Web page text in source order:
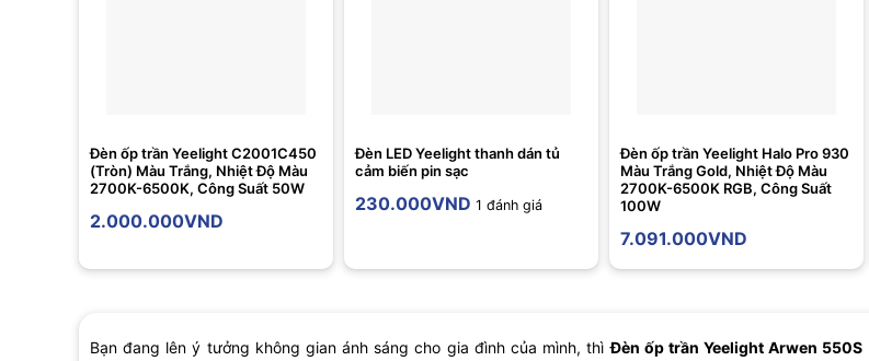
Đèn ốp trần Yeelight C2001C450
(Tròn) Màu Trắng, Nhiệt Độ Màu
2700K-6500K, Công Suất 50W
2.000.000VND
Đèn LED Yeelight thanh dán tủ
cảm biến pin sạc
230.000VND 1 đánh giá
Đèn ốp trần Yeelight Halo Pro 930
Màu Trắng Gold, Nhiệt Độ Màu
2700K-6500K RGB, Công Suất
100W
7.091.000VND
Bạn đang lên ý tưởng không gian ánh sáng cho gia đình của mình, thìĐèn ốp trần Yeelight Arwen 550S